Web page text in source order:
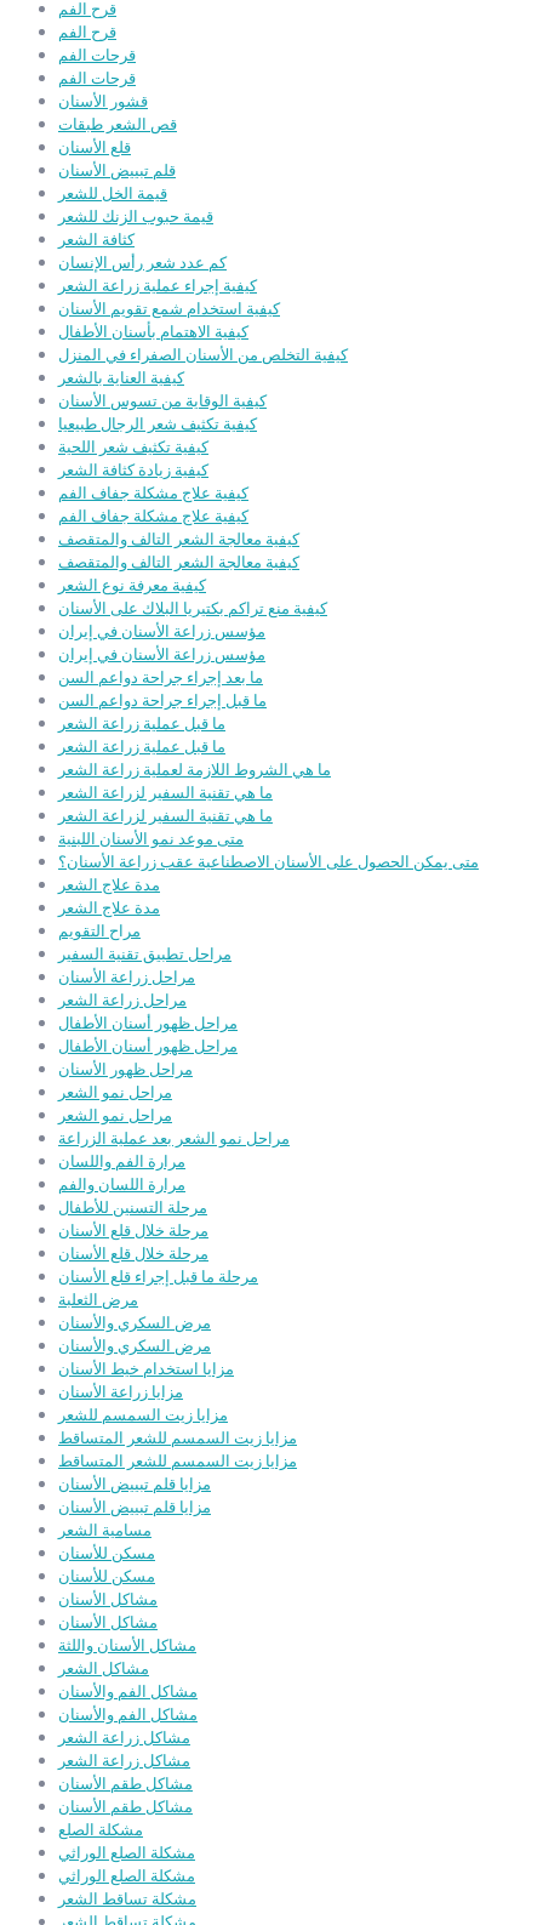
قرح الفم
قرح الفم
قرحات الفم
قرحات الفم
قشور الأسنان
قص الشعر طبقات
قلع الأسنان
قلم تبييض الأسنان
قيمة الخل للشعر
قيمة حبوب الزنك للشعر
كثافة الشعر
كم عدد شعر رأس الإنسان
كيفية إجراء عملية زراعة الشعر
كيفية استخدام شمع تقويم الأسنان
كيفية الاهتمام بأسنان الأطفال
كيفية التخلص من الأسنان الصفراء في المنزل
كيفية العناية بالشعر
كيفية الوقاية من تسوس الأسنان
كيفية تكثيف شعر الرجال طبيعيا
كيفية تكثيف شعر اللحية
كيفية زيادة كثافة الشعر
كيفية علاج مشكلة جفاف الفم
كيفية علاج مشكلة جفاف الفم
كيفية معالجة الشعر التالف والمتقصف
كيفية معالجة الشعر التالف والمتقصف
كيفية معرفة نوع الشعر
كيفية منع تراكم بكتيريا البلاك على الأسنان
مؤسس زراعة الأسنان في إيران
مؤسس زراعة الأسنان في إيران
ما بعد إجراء جراحة دواعم السن
ما قبل إجراء جراحة دواعم السن
ما قبل عملية زراعة الشعر
ما قبل عملية زراعة الشعر
ما هي الشروط اللازمة لعملية زراعة الشعر
ما هي تقنية السفير لزراعة الشعر
ما هي تقنية السفير لزراعة الشعر
متى موعد نمو الأسنان اللبنية
متى يمكن الحصول على الأسنان الاصطناعية عقب زراعة الأسنان؟
مدة علاج الشعر
مدة علاج الشعر
مراح التقويم
مراحل تطبيق تقنية السفير
مراحل زراعة الأسنان
مراحل زراعة الشعر
مراحل ظهور أسنان الأطفال
مراحل ظهور أسنان الأطفال
مراحل ظهور الأسنان
مراحل نمو الشعر
مراحل نمو الشعر
مراحل نمو الشعر بعد عملية الزراعة
مرارة الفم واللسان
مرارة اللسان والفم
مرحلة التسنين للأطفال
مرحلة خلال قلع الأسنان
مرحلة خلال قلع الأسنان
مرحلة ما قبل إجراء قلع الأسنان
مرض الثعلبة
مرض السكري والأسنان
مرض السكري والأسنان
مزايا استخدام خيط الأسنان
مزايا زراعة الأسنان
مزايا زيت السمسم للشعر
مزايا زيت السمسم للشعر المتساقط
مزايا زيت السمسم للشعر المتساقط
مزايا قلم تبييض الأسنان
مزايا قلم تبييض الأسنان
مسامية الشعر
مسكن للأسنان
مسكن للأسنان
مشاكل الأسنان
مشاكل الأسنان
مشاكل الأسنان واللثة
مشاكل الشعر
مشاكل الفم والأسنان
مشاكل الفم والأسنان
مشاكل زراعة الشعر
مشاكل زراعة الشعر
مشاكل طقم الأسنان
مشاكل طقم الأسنان
مشكلة الصلع
مشكلة الصلع الوراثي
مشكلة الصلع الوراثي
مشكلة تساقط الشعر